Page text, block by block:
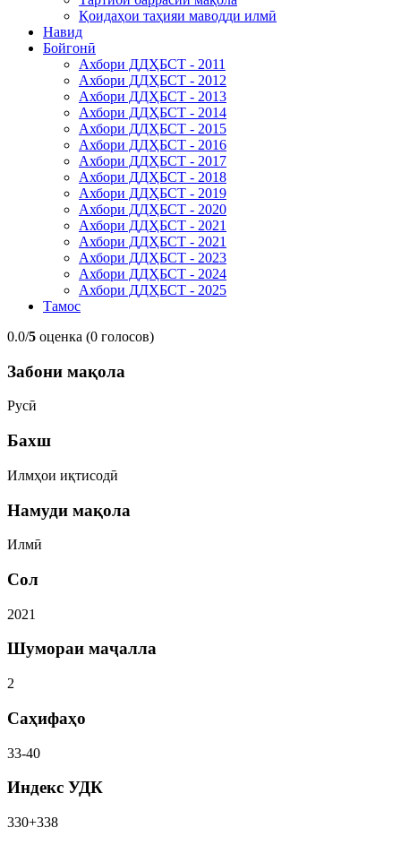
Қоидаҳои таҳияи маводди илмӣ
Навид
Бойгонӣ
Ахбори ДДҲБСТ - 2011
Ахбори ДДҲБСТ - 2012
Ахбори ДДҲБСТ - 2013
Ахбори ДДҲБСТ - 2014
Ахбори ДДҲБСТ - 2015
Ахбори ДДҲБСТ - 2016
Ахбори ДДҲБСТ - 2017
Ахбори ДДҲБСТ - 2018
Ахбори ДДҲБСТ - 2019
Ахбори ДДҲБСТ - 2020
Ахбори ДДҲБСТ - 2021
Ахбори ДДҲБСТ - 2021
Ахбори ДДҲБСТ - 2023
Ахбори ДДҲБСТ - 2024
Ахбори ДДҲБСТ - 2025
Тамос
0.0/5 оценка (0 голосов)
Забони мақола
Русӣ
Бахш
Илмҳои иқтисодӣ
Намуди мақола
Илмӣ
Сол
2021
Шумораи маҷалла
2
Саҳифаҳо
33-40
Индекс УДК
330+338